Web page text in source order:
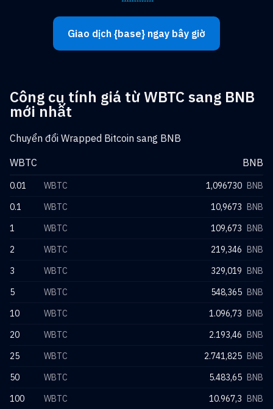
Giao dịch {base} ngay bây giờ
Công cụ tính giá từ WBTC sang BNB
mới nhất
Chuyển đổi Wrapped Bitcoin sang BNB
WBTC
BNB
0.01 WBTC 1,096730 BNB
0.1
WBTC 10,9673 BNB
1
WBTC 109,673 BNB
2
WBTC 219,346 BNB
3
WBTC 329,019 BNB
5
WBTC 548,365 BNB
10
WBTC 1.096,73 BNB
20
WBTC 2.193,46 BNB
25
WBTC 2.741,825 BNB
50
WBTC 5.483,65 BNB
100
WBTC 10.967,3 BNB